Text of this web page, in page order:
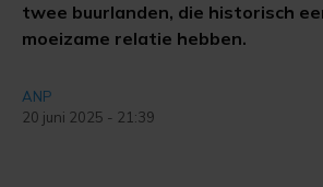
twee buurlanden, die historisch
moeizame relatie hebben.
ANP
20 juni 2025 - 21:39